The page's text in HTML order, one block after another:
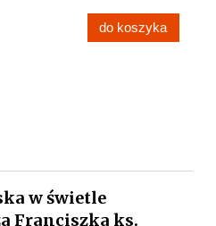
do koszyka
w świetle
Franciszka ks.